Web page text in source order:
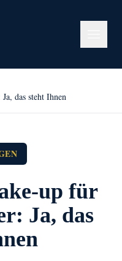
das steht Ihnen
up für
Ja, das